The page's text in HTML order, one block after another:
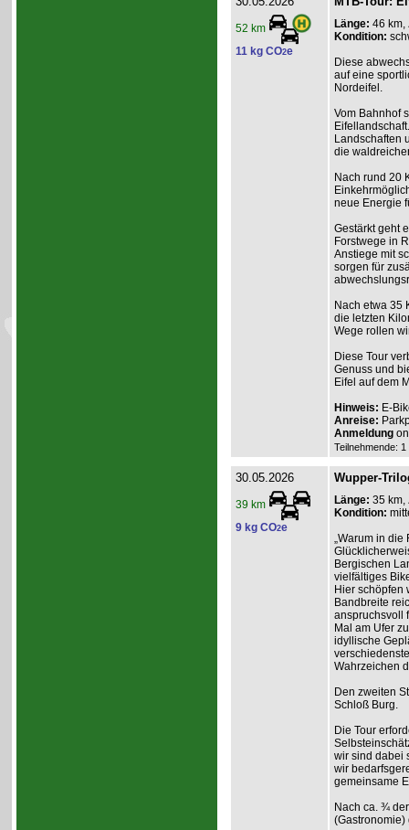
52 km
11 kg CO2e
Länge: 46 km,
Kondition:
Diese
auf eine
Nordeifel.
Vom Bahnhof
Landschaften
die
Nach rund 20
neue Energie
Gestärkt geht
Forstwege in
Anstiege mit
sorgen für
Nach etwa 35
die letzten
Wege rollen
Diese Tour
Genuss und
Eifel auf dem
Hinweis: E-
Anreise:
Anmeldung
Teilnehmende:
30.05.2026
39 km
9 kg CO2e
Wupper-
Länge: 35 km,
Kondition:
„Warum in die
Bergischen
vielfältiges
Hier schöpfen
Bandbreite
anspruchsvoll
Mal am Ufer
idyllische
Wahrzeichen
Den zweiten
Schloß Burg.
Die Tour
wir sind dabei
wir
gemeinsame
Nach ca. ¾
(Gastronomie)